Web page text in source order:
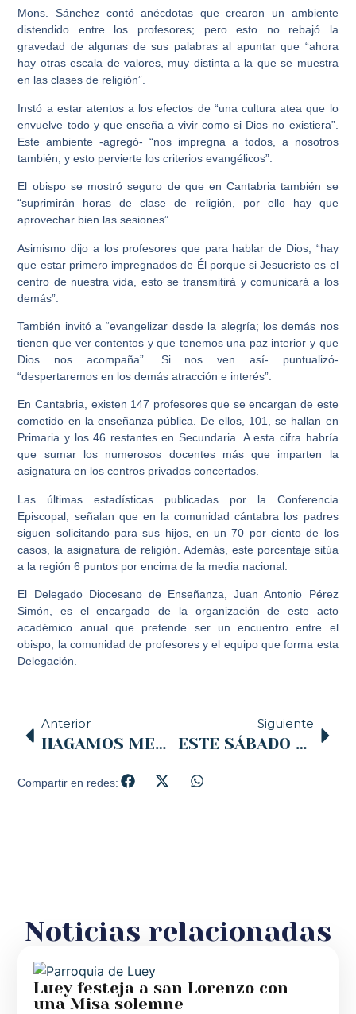
Mons. Sánchez contó anécdotas que crearon un ambiente
distendido entre los profesores; pero esto no rebajó la
gravedad de algunas de sus palabras al apuntar que “ahora
hay otras escala de valores, muy distinta a la que se muestra
en las clases de religión”.
Instó a estar atentos a los efectos de “una cultura atea que lo
envuelve todo y que enseña a vivir como si Dios no existiera”.
Este ambiente -agregó- “nos impregna a todos, a nosotros
también, y esto pervierte los criterios evangélicos”.
El obispo se mostró seguro de que en Cantabria también se
“suprimirán horas de clase de religión, por ello hay que
aprovechar bien las sesiones”.
Asimismo dijo a los profesores que para hablar de Dios, “hay
que estar primero impregnados de Él porque si Jesucristo es el
centro de nuestra vida, esto se transmitirá y comunicará a los
demás”.
También invitó a “evangelizar desde la alegría; los demás nos
tienen que ver contentos y que tenemos una paz interior y que
Dios nos acompaña”. Si nos ven así- puntualizó-
“despertaremos en los demás atracción e interés”.
En Cantabria, existen 147 profesores que se encargan de este
cometido en la enseñanza pública. De ellos, 101, se hallan en
Primaria y los 46 restantes en Secundaria. A esta cifra habría
que sumar los numerosos docentes más que imparten la
asignatura en los centros privados concertados.
Las últimas estadísticas publicadas por la Conferencia
Episcopal, señalan que en la comunidad cántabra los padres
siguen solicitando para sus hijos, en un 70 por ciento de los
casos, la asignatura de religión. Además, este porcentaje sitúa
a la región 6 puntos por encima de la media nacional.
El Delegado Diocesano de Enseñanza, Juan Antonio Pérez
Simón, es el encargado de la organización de este acto
académico anual que pretende ser un encuentro entre el
obispo, la comunidad de profesores y el equipo que forma esta
Delegación.
Anterior
HAGAMOS MEMORIA HISTÓRICA CRISTIANA.
Siguiente
ESTE SÁBADO 3, EN LA CATEDRAL DE SANTANDER, LA BEATIFICACIÓN DE 18 MÁRTIRES CISTERCIENSES VICTIMAS POR SU FE EN LA CONTIENDA CIVIL ESPAÑOLA
Compartir en redes:
Noticias relacionadas
Luey festeja a san Lorenzo con
una Misa solemne